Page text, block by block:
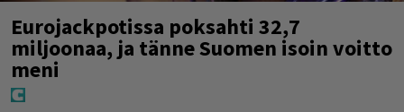
Eurojackpotissa poksahti 32,7
miljoonaa, ja tänne Suomen isoin voitto
meni